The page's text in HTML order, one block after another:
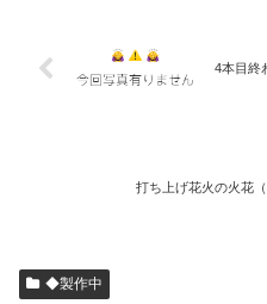
4本目終
打ち上げ花火の火花（
◆製作中